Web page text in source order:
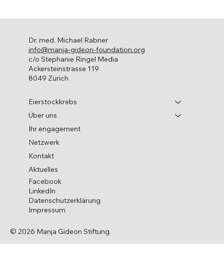
Facebook
LinkedIn
Datenschutzerklärung
Impressum
Eierstockkrebs
Über uns
Ihr engagement
Netzwerk
Kontakt
Aktuelles
Dr. med. Michael Rabner
info@manja-gideon-foundation.org
c/o Stephanie Ringel Media
Ackersteinstrasse 119
8049 Zürich
© 2026 Manja Gideon Stiftung.